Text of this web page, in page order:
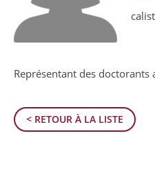
< RETOUR À LA LISTE
Représentant des doctorants